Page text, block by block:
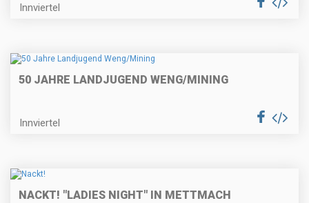
Innviertel
50 JAHRE LANDJUGEND WENG/MINING
Innviertel
NACKT! "LADIES NIGHT" IN METTMACH